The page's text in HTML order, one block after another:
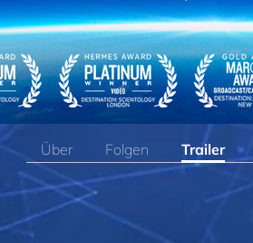
Über Folgen Trailer